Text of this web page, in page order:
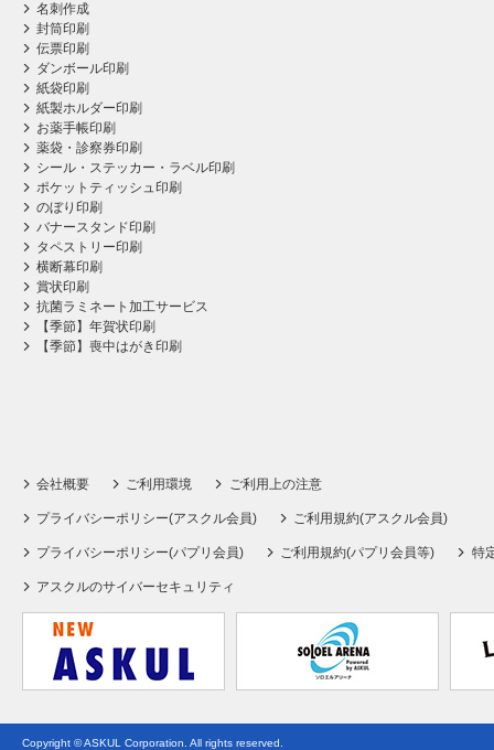
名刺作成
封筒印刷
伝票印刷
ダンボール印刷
紙袋印刷
紙製ホルダー印刷
お薬手帳印刷
薬袋・診察券印刷
シール・ステッカー・ラベル印刷
ポケットティッシュ印刷
のぼり印刷
バナースタンド印刷
タペストリー印刷
横断幕印刷
賞状印刷
抗菌ラミネート加工サービス
【季節】年賀状印刷
【季節】喪中はがき印刷
会社概要 ご利用環境 ご利用上の注意
プライバシーポリシー(アスクル会員) ご利用規約(アスクル会員)
プライバシーポリシー(パプリ会員) ご利用規約(パプリ会員等) 特
アスクルのサイバーセキュリティ
Copyright © ASKUL Corporation. All rights reserved.